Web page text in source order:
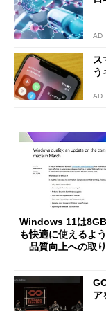
AD
ス
う
AD
Windows 11は
も快適に使えるよ
品質向上への取
ア